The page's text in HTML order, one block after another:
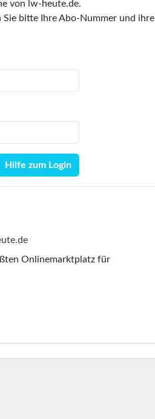
von lw-heute.de.
bitte Ihre Abo-Nummer und ihre
Hilfe zum Login
Onlinemarktplatz für